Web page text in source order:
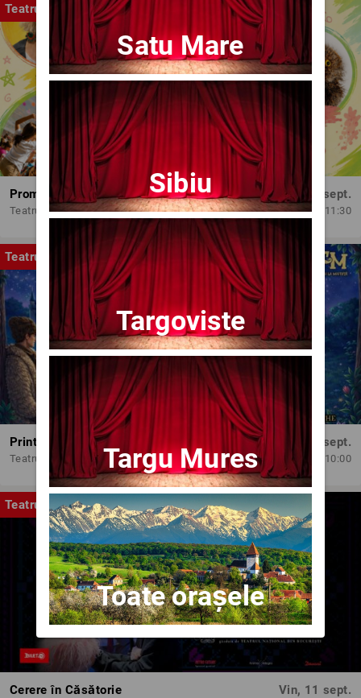
Teatru
Promit să mă joc!
Teatrul Amzei
Dum, 13 sept.
11:30
Teatru
Printesele fermecate
Teatrul Amzei
Dum, 13 sept.
10:00
Teatru
Cerere în Căsătorie Vin, 11 sept.
Satu Mare
Sibiu
Targoviste
Targu Mures
Toate orașele